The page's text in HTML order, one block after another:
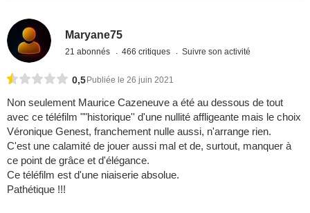
Maryane75
21 abonnés 466 critiques Suivre son activité
0,5 Publiée le 26 juin 2021
Non seulement Maurice Cazeneuve a été au dessous de tout
avec ce téléfilm ""historique'' d'une nullité affligeante mais le choix
Véronique Genest, franchement nulle aussi, n'arrange rien.
C'est une calamité de jouer aussi mal et de, surtout, manquer à
ce point de grâce et d'élégance.
Ce téléfilm est d'une niaiserie absolue.
Pathétique !!!